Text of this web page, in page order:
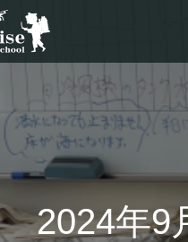
2024年9